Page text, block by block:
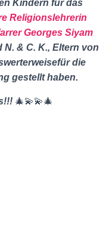
T
Kindern für das
Religionslehrerin
Georges Siyam
& C. K., Eltern von
die
gestellt haben.
🎄💫💫🎄